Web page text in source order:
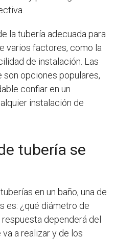
la tubería adecuada para
varios factores, como la
de instalación. Las
son opciones populares,
confiar en un
instalación de
tubería se
en un baño, una de
es: ¿qué diámetro de
dependerá del
a realizar y de los